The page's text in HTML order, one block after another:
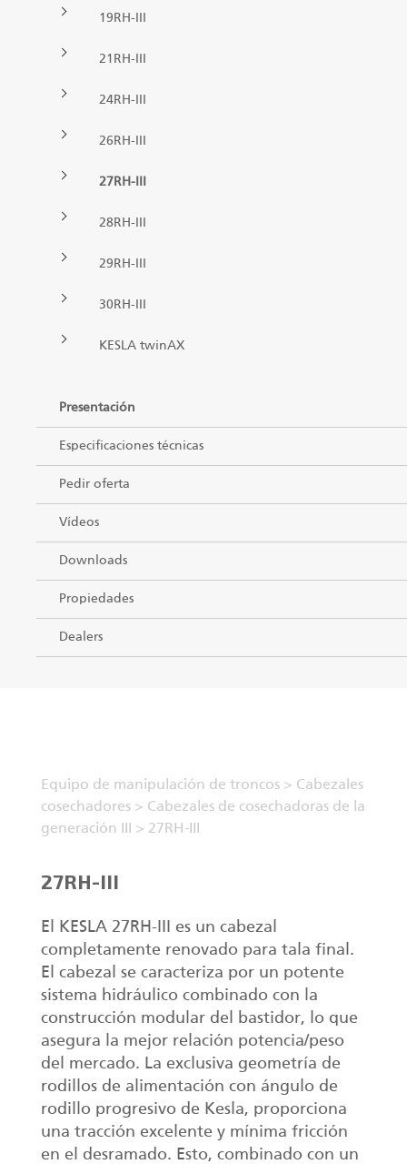
Remolques
Bancada procesadora telescópica
Garras I
ES
19RH-III
21RH-III
24RH-III
26RH-III
27RH-III
28RH-III
29RH-III
30RH-III
KESLA twinAX
Presentación
Especificaciones técnicas
Pedir oferta
Vídeos
Downloads
Propiedades
Dealers
Equipo de manipulación de troncos > Cabezales
cosechadores > Cabezales de cosechadoras de la
generación III > 27RH-III
27RH-III
El KESLA 27RH-III es un cabezal
completamente renovado para tala final.
El cabezal se caracteriza por un potente
sistema hidráulico combinado con la
construcción modular del bastidor, lo que
asegura la mejor relación potencia/peso
del mercado. La exclusiva geometría de
rodillos de alimentación con ángulo de
rodillo progresivo de Kesla, proporciona
una tracción excelente y mínima fricción
en el desramado. Esto, combinado con un